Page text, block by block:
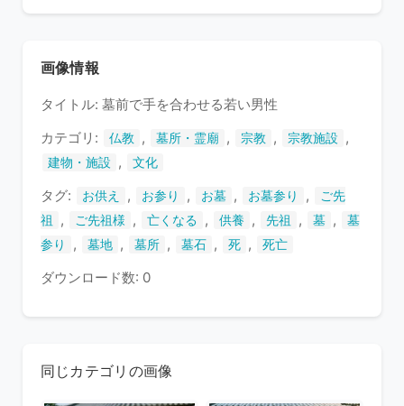
護
い
ま
画像情報
タイトル: 墓前で手を合わせる若い男性
カテゴリ:
仏教 , 墓所・霊廟 , 宗教 , 宗教施設 ,
建物・施設 , 文化
タグ: お供え , お参り , お墓 , お墓参り ,
ご先
祖
, ご先祖様 , 亡くなる , 供養 , 先祖 , 墓 ,
墓
参り
, 墓地 , 墓所 , 墓石 , 死 , 死亡
ダウンロード数: 0
同じカテゴリの画像